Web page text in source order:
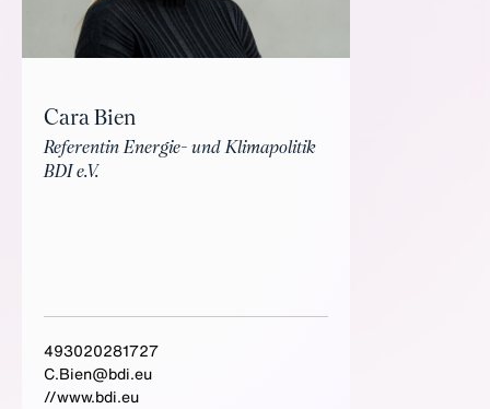
Cara Bien
Referentin Energie- und Klimapolitik
BDI e.V.
493020281727
C.Bien@bdi.eu
//www.bdi.eu